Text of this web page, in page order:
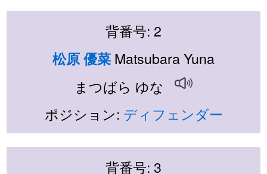
背番号: 2
松原 優菜 Matsubara Yuna
まつばら ゆな
ポジション: ディフェンダー
背番号: 3